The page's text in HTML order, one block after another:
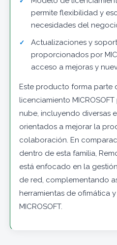
permite flexibilidad y
necesidades del
Actualizaciones y
proporcionados por
acceso a mejoras y
Este producto forma parte
licenciamiento
nube, incluyendo diversas
orientados a mejorar la
colaboración. En
dentro de esta familia,
está enfocado en la
de red, complementando
herramientas de ofimática
MICROSOFT.